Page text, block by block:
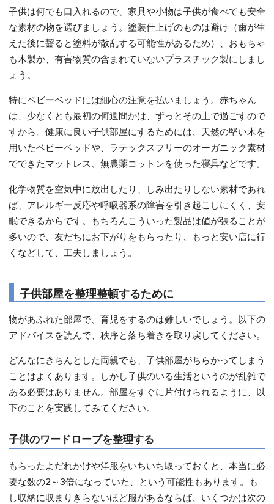
子供は何でも口入れるので、家具や小物は子供が食べても安全
な素材の物を選びましょう。塗装仕上げのものは避け（歯が生
えた後に齧ると塗料が散乱する可能性があるため）、おもちゃ
も木製か、有害物質の含まれていないプラスチック製にしまし
ょう。
特にベビーベッドには細心の注意を払いましょう。赤ちゃん
は、少なくとも最初の何週間かは、ずっとその上で過ごすので
すから。健康に良い子供部屋にするためには、天然の堅い木を
用いたベビーベッドや、ラテックスフリーのオーガニック素材
でできたマットレス、無農薬コットンを使った寝具などです。
化学物質を空気中に放出したり、しみ出たりしない素材であれ
ば、アレルギー反応や呼吸器系の障害を引き起こしにくく、安
眠できるからです。もちろんこういった製品は値が張ることが
多いので、友だちにお下がりをもらったり、もっと安い店に行
くなどして、工夫しましょう。
子供部屋を整理整頓するために
物があふれた部屋で、育児をするのは難しいでしょう。以下の
アドバイスを読んで、秩序と落ち着きを取り戻してください。
どんなにきちんとした両親でも、子供部屋がちらかってしまう
ことはよくあります。しかし子供のいる生活というのが乱雑で
ある必要はありません。部屋をすぐに片付けられるように、以
下のことを実践してみてください。
子供のワードローブを整理する
もらったよだれかけや洋服をいちいち取っておくと、本当に必
要な数の2～3倍になっていた、という可能性もあります。も
し収納に収まりきらないほど服があるならば、いくつかは次の